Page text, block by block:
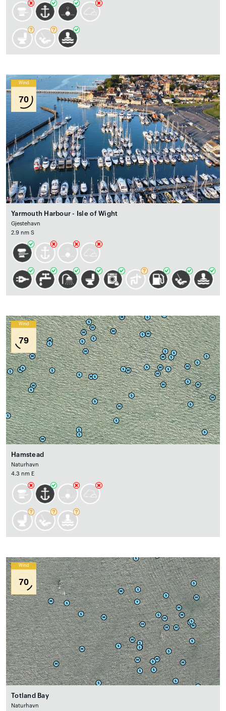
Wind
70
Yarmouth Harbour - Isle of Wight
Gjestehavn
2.9 nm S
Wind
79
Hamstead
Naturhavn
4.3 nm E
Wind
70
Totland Bay
Naturhavn